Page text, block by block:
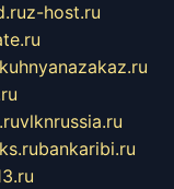
z-host.ru
vlknrussia.ru
bankaribi.ru